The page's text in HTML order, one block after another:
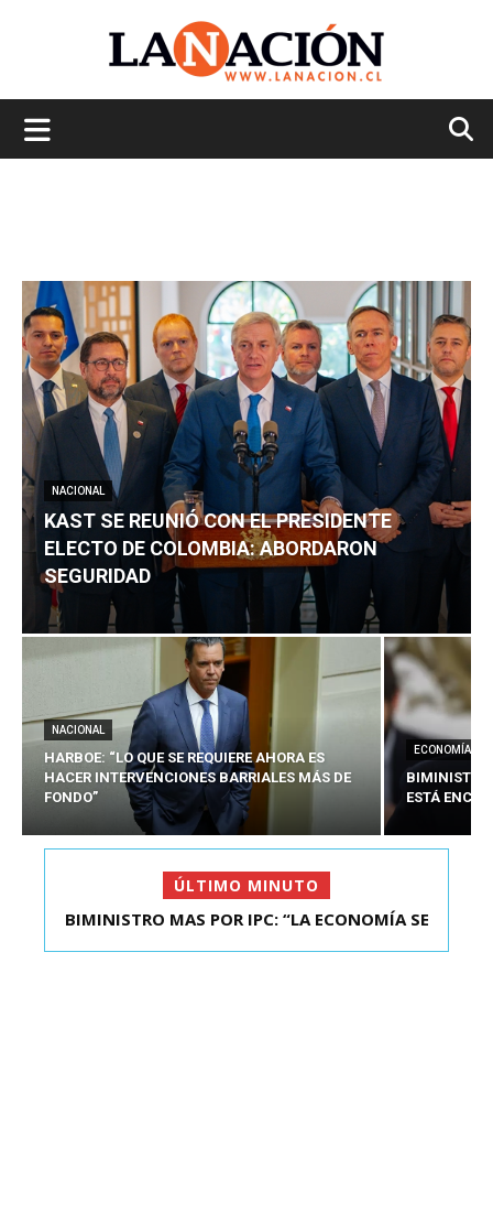
NACIONAL
KAST SE REUNIÓ CON EL PRESIDENTE
ELECTO DE COLOMBIA: ABORDARON
SEGURIDAD
NACIONAL
HARBOE: “LO QUE SE REQUIERE AHORA ES
HACER INTERVENCIONES BARRIALES MÁS DE
FONDO”
ECONOMÍA
BIMINISTRO
ESTÁ
ÚLTIMO MINUTO
KAST SE REUNIÓ CON EL PRESIDENTE ELECTO DE
BIMINISTRO MAS POR IPC: “LA ECONOMÍA SE